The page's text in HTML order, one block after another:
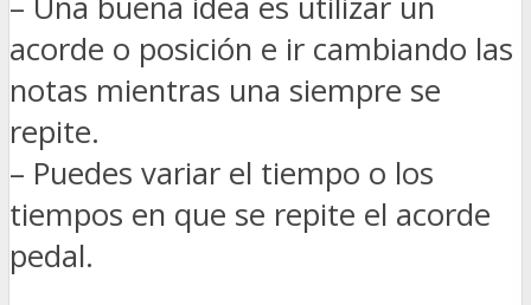
acorde o posición e ir cambiando las
notas mientras una siempre se
repite.
– Puedes variar el tiempo o los
tiempos en que se repite el acorde
pedal.